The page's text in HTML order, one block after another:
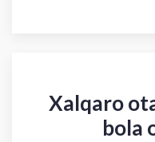
Xalqaro
bola